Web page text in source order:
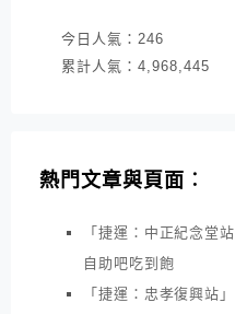
今日人氣： 246
累計人氣： 4,968,445
熱門文章與頁面︰
「捷運：中正紀念堂
自助吧吃到飽
「捷運：忠孝復興站